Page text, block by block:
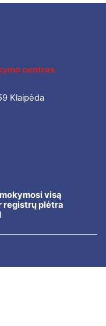
centras
Klaipėda
visą
registrų plėtra